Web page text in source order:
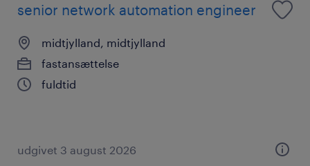
senior network automation engineer
midtjylland, midtjylland
fastansættelse
fuldtid
udgivet 3 august 2026